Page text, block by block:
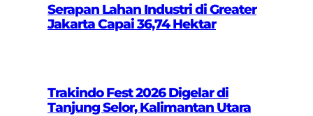
Serapan Lahan Industri di Greater
Jakarta Capai 36,74 Hektar
Trakindo Fest 2026 Digelar di
Tanjung Selor, Kalimantan Utara